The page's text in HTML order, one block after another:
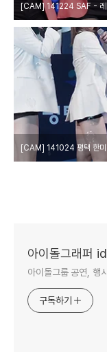
아이돌그래퍼
아이돌그룹 공연, 행
구독하기